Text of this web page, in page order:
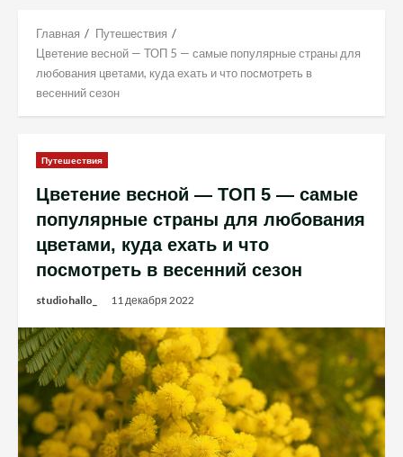
Главная
Путешествия
Цветение весной — ТОП 5 — самые популярные страны для
любования цветами, куда ехать и что посмотреть в
весенний сезон
Путешествия
Цветение весной — ТОП 5 — самые
популярные страны для любования
цветами, куда ехать и что
посмотреть в весенний сезон
studiohallo_ 11 декабря 2022